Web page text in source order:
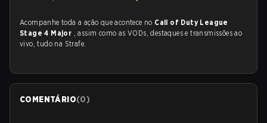
Acompanhe toda a ação que acontece no Call of Duty League
Stage 4 Major , assim como as VODs, destaques e transmissões ao
vivo, tudo na Strafe.
COMENTÁRIO(0)